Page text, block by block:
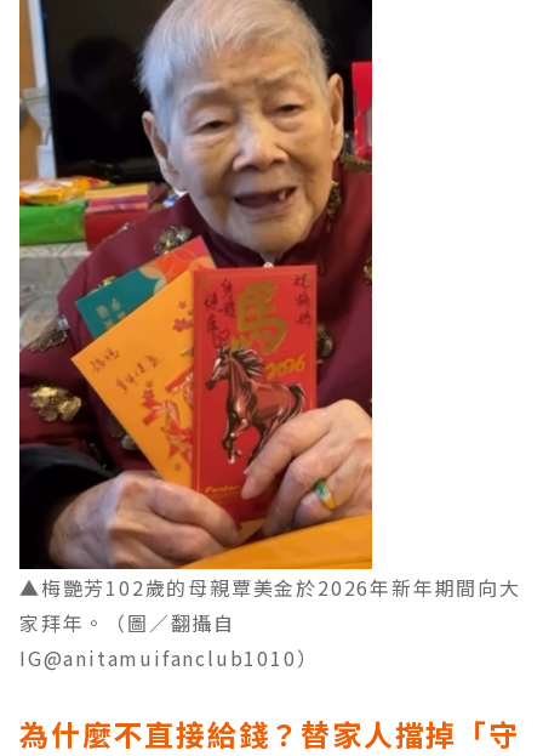
▲梅艷芳102歲的母親覃美金於2026年新年期間向大
家拜年。（圖／翻攝自
IG@anitamuifanclub1010）
為什麼不直接給錢？替家人擋掉「守